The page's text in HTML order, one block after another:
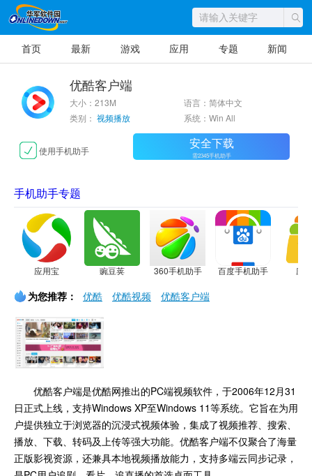
首页 最新 游戏 应用 专题 新闻
优酷客户端
大小：213M
语言：简体中文
类别： 视频播放 系统：Win All
使用手机助手 安全下载
需2345手机助手
手机助手专题
应用宝 豌豆荚 360手机助手 百度手机助手 应
为您推荐： 优酷 优酷视频 优酷客户端
优酷客户端是优酷网推出的PC端视频软件，于2006年12月31
日正式上线，支持Windows XP至Windows 11等系统。它旨在为用
户提供独立于浏览器的沉浸式视频体验，集成了视频推荐、搜索、
播放、下载、转码及上传等强大功能。优酷客户端不仅聚合了海量
正版影视资源，还兼具本地视频播放能力，支持多端云同步记录，